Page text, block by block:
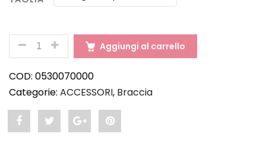
QUANTITÀ Aggiungi al carrello
COD: 0530070000
Categorie: ACCESSORI, Braccia
Share Post Share Pin